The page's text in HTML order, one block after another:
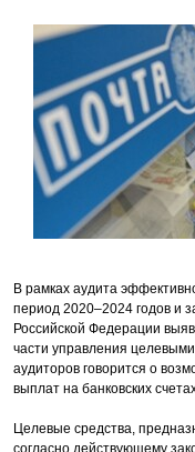
В рамках аудита
период 2020–2024 годов и
Российской Федерации
части управления
аудиторов говорится о
выплат на банковских
Целевые средства,
согласно действующему